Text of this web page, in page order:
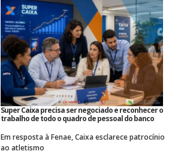
Super Caixa precisa ser negociado e reconhecer o
trabalho de todo o quadro de pessoal do banco
Em resposta à Fenae, Caixa esclarece patrocínio
ao atletismo